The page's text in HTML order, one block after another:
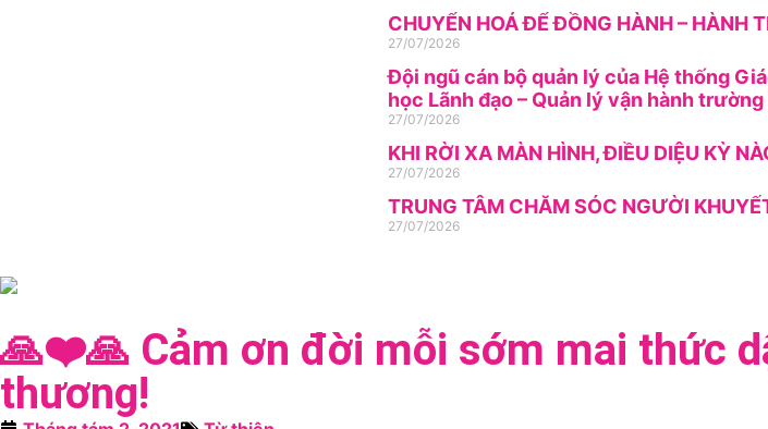
CHUYỂN HOÁ ĐỂ ĐỒNG HÀNH – HÀNH
27/07/2026
Đội ngũ cán bộ quản lý của Hệ thống
học Lãnh đạo – Quản lý vận hành
27/07/2026
KHI RỜI XA MÀN HÌNH, ĐIỀU DIỆU KỲ
27/07/2026
TRUNG TÂM CHĂM SÓC NGƯỜI
27/07/2026
🙏❤️🙏 Cảm ơn đời mỗi sớm mai thức
thương!